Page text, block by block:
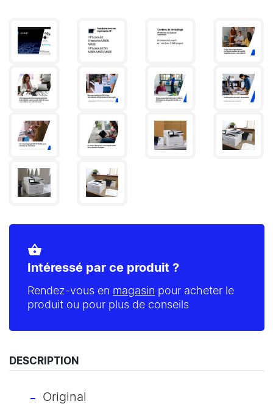
shopping_basket
Intéressé par ce produit ?
Rendez-vous en magasin pour acheter le
produit ou pour plus de conseils
DESCRIPTION
Original